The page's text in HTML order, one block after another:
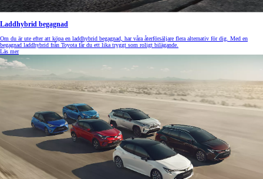
Laddhybrid begagnad
Om du är ute efter att köpa en laddhybrid begagnad, har våra återförsäljare flera alternativ för dig. Med en
begagnad laddhybrid från Toyota får du ett lika tryggt som roligt bilägande.
Läs mer